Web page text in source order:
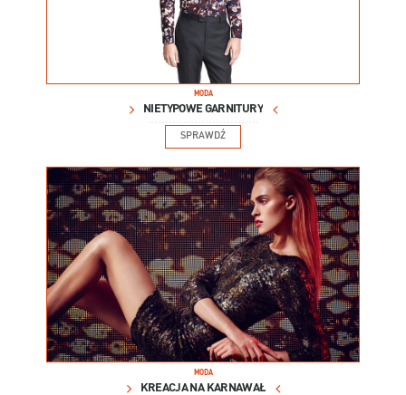
MODA
NIETYPOWE GARNITURY
SPRAWDŹ
MODA
KREACJA NA KARNAWAŁ